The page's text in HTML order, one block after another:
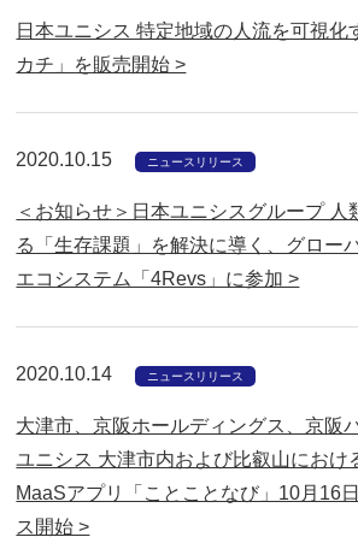
日本ユニシス 特定地域の人流を可視化
カチ」を販売開始 >
2020.10.15 ニュースリリース
＜お知らせ＞日本ユニシスグループ 人
る「生存課題」を解決に導く、グロー
エコシステム「4Revs」に参加 >
2020.10.14 ニュースリリース
大津市、京阪ホールディングス、京阪
ユニシス 大津市内および比叡山におけ
MaaSアプリ「ことことなび」10月16
ス開始 >